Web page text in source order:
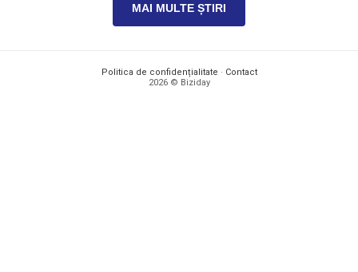
MAI MULTE ȘTIRI
Politica de confidențialitate · Contact
2026 © Biziday